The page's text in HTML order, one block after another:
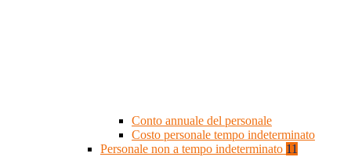
Conto annuale del personale
Costo personale tempo indeterminato
Personale non a tempo indeterminato 11